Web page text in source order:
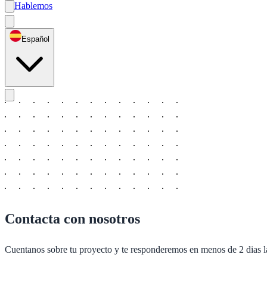
Hablemos
Español
Contacta con nosotros
Cuentanos sobre tu proyecto y te responderemos en menos de 2 dias